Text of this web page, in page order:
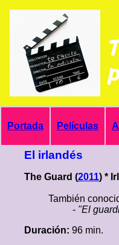
Portada Películas
El irlandés
The Guard (2011) *
También
- "El
Duración: 96 min.